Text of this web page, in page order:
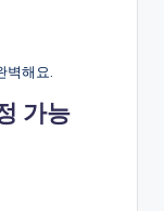
해요.
가능